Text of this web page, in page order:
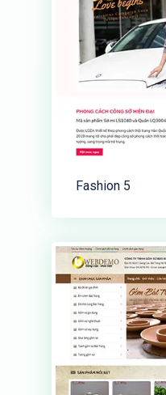
Fashion 5